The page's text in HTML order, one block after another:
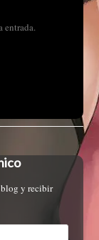
entrada.
blog y recibir